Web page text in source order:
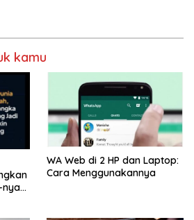
kamu
nya
WA Web di 2 HP dan Laptop:
Cara Menggunakannya